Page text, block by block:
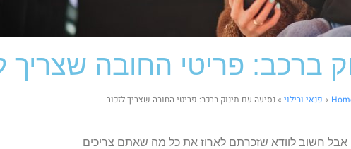
ברכב: פריטי החובה שצריך
» פנאי ובילוי »נסיעה עם תינוק ברכב: פריטי החובה שצריך לזכור
אבל חשוב לוודא שזכרתם לארוז את כל מה שאתם צריכים